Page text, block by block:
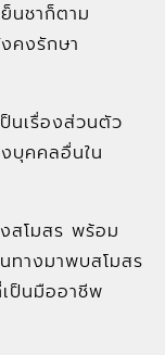
นชาก็ตาม
คงรักษา
ป็นเรื่องส่วนตัว
บุคคลอื่นใน
สโมสร พร้อม
ทางมาพบสโมสร
ป็นมืออาชีพ